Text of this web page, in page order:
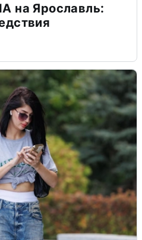
на Ярославль: